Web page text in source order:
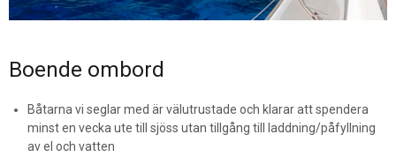
Boende ombord
Båtarna vi seglar med är välutrustade och klarar att spendera
minst en vecka ute till sjöss utan tillgång till laddning/påfyllning
av el och vatten